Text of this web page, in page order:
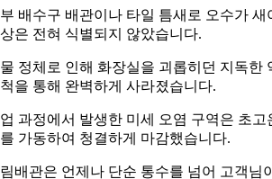
배수구 배관이나 타일 틈새로 오수가 새
은 전혀 식별되지 않았습니다.
정체로 인해 화장실을 괴롭히던 지독한
을 통해 완벽하게 사라졌습니다.
과정에서 발생한 미세 오염 구역은 초
가동하여 청결하게 마감했습니다.
배관은 언제나 단순 통수를 넘어 고객님